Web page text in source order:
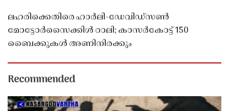
ലഹരിക്കെതിരെ ഹാർലി-ഡേവിഡ്‌സൺ
മോട്ടോർസൈക്കിൾ റാലി; കാസർകോട്ട് 150
ബൈക്കുകൾ അണിനിരക്കും
Recommended